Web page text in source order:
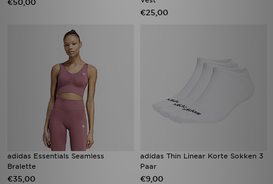
€50,00
€25,00
adidas Essentials Seamless
Bralette
€35,00
adidas Thin Linear Korte Sokken 3
Paar
€9,00